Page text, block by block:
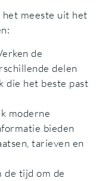
meeste uit het
de
delen
die het beste past
moderne
bieden
tarieven en
de tijd om de